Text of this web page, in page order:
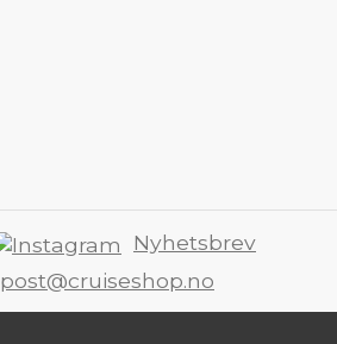
Nyhetsbrev
post@cruiseshop.no